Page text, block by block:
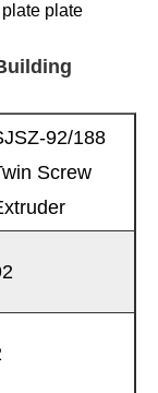
plate
92/188
Screw